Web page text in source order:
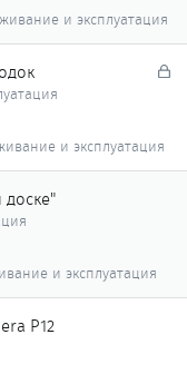
и эксплуатация
З
т
и эксплуатация
доске"
и эксплуатация
Р12